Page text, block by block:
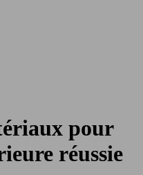
pour
réussie